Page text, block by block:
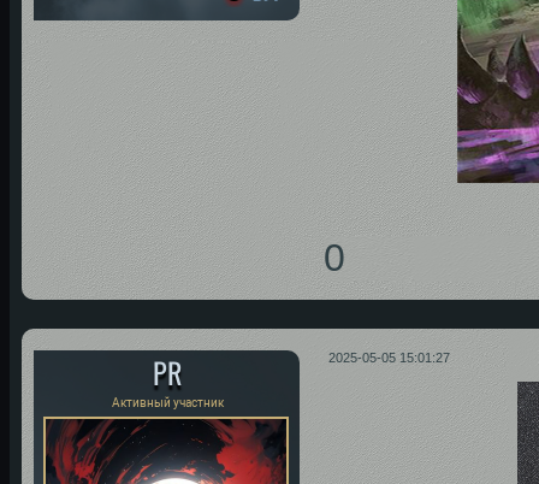
0
2025-05-05 15:01:27
PR
Активный участник